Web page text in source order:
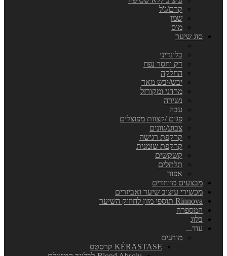
קרם/ג'ל
שמן
מוס
סוג שיער
בלונדיני
דק וחסר נפח
החלקה
יבש/יבש מאד
מרדני ומקורזל
נשירה
עבה
פגום /קצוות מפוצלים
צבוע/גוונים
קרקפת רגישה
קרקפת שומנית
קשקשים
תלתלים
אפור
מבצעים מיוחדים
מכשירי עיצוב שיער ואביזרים
Rinnova תוספי מזון לחיזוק השיער
המספרה
בלוג
עוד...
מותגים
KÈRASTASE קרסטס